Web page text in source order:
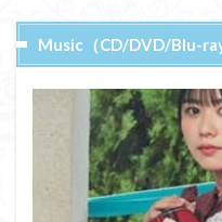
Music（CD/DVD/Blu-ray